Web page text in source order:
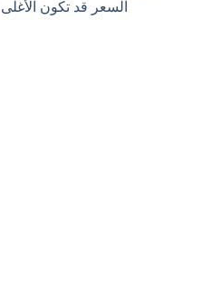
السعر قد تكون